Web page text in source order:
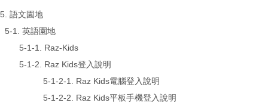
5. 語文園地
5-1. 英語園地
5-1-1. Raz-Kids
5-1-2. Raz Kids登入說明
5-1-2-1. Raz Kids電腦登入說明
5-1-2-2. Raz Kids平板手機登入說明